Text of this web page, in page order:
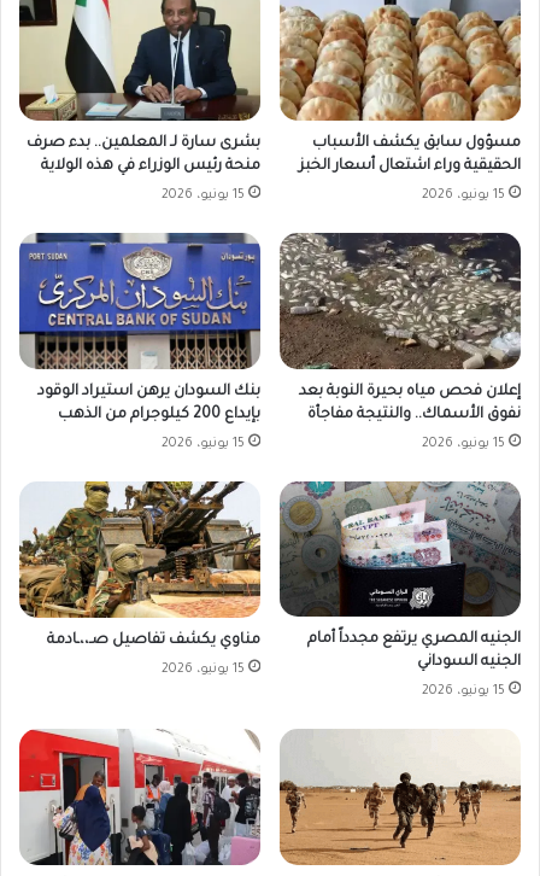
مسؤول سابق يكشف الأسباب
الحقيقية وراء اشتعال أسعار الخبز
15 يونيو، 2026
بشرى سارة لـ المعلمين.. بدء صرف
منحة رئيس الوزراء في هذه الولاية
15 يونيو، 2026
إعلان فحص مياه بحيرة النوبة بعد
نفوق الأسماك.. والنتيجة مفاجأة
15 يونيو، 2026
بنك السودان يرهن استيراد الوقود
بإيداع 200 كيلوجرام من الذهب
15 يونيو، 2026
الجنيه المصري يرتفع مجدداً أمام
الجنيه السوداني
15 يونيو، 2026
مناوي يكشف تفاصيل صـ،،ـادمة
15 يونيو، 2026